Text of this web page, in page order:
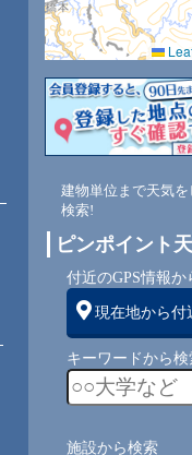
48 49
東 東
3 3 3
建物単位まで天気を
検索!
ピンポイント
付近のGPS情報か
現在地から付
キーワードから検
施設から検索